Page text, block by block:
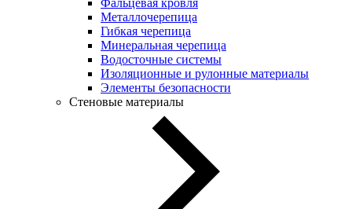
Металлочерепица
Гибкая черепица
Минеральная черепица
Водосточные системы
Изоляционные и рулонные материалы
Элементы безопасности
Стеновые материалы